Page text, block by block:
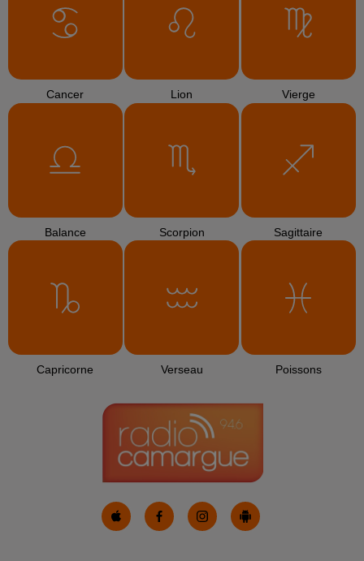
Cancer Lion Vierge
Balance Scorpion Sagittaire
Capricorne Verseau Poissons